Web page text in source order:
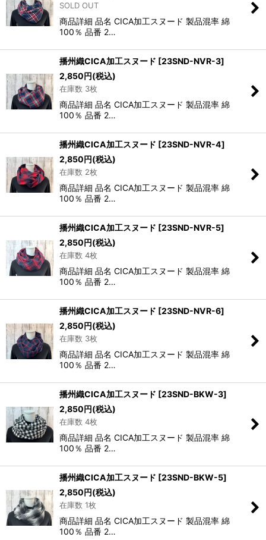
SOLD OUT
商品詳細 品名 CICA加工スヌード 製品混率 綿
100％ 品番 2…
播州織CICA加工スヌード [23SND-NVR-3]
2,850円(税込)
在庫数 3枚
商品詳細 品名 CICA加工スヌード 製品混率 綿
100％ 品番 2…
播州織CICA加工スヌード [23SND-NVR-4]
2,850円(税込)
在庫数 2枚
商品詳細 品名 CICA加工スヌード 製品混率 綿
100％ 品番 2…
播州織CICA加工スヌード [23SND-NVR-5]
2,850円(税込)
在庫数 4枚
商品詳細 品名 CICA加工スヌード 製品混率 綿
100％ 品番 2…
播州織CICA加工スヌード [23SND-NVR-6]
2,850円(税込)
在庫数 3枚
商品詳細 品名 CICA加工スヌード 製品混率 綿
100％ 品番 2…
播州織CICA加工スヌード [23SND-BKW-3]
2,850円(税込)
在庫数 4枚
商品詳細 品名 CICA加工スヌード 製品混率 綿
100％ 品番 2…
播州織CICA加工スヌード [23SND-BKW-5]
2,850円(税込)
在庫数 1枚
商品詳細 品名 CICA加工スヌード 製品混率 綿
100％ 品番 2…